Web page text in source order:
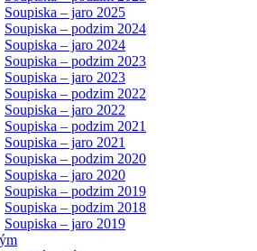
Soupiska – jaro 2025
Soupiska – podzim 2024
Soupiska – jaro 2024
Soupiska – podzim 2023
Soupiska – jaro 2023
Soupiska – podzim 2022
Soupiska – jaro 2022
Soupiska – podzim 2021
Soupiska – jaro 2021
Soupiska – podzim 2020
Soupiska – jaro 2020
Soupiska – podzim 2019
Soupiska – podzim 2018
Soupiska – jaro 2019